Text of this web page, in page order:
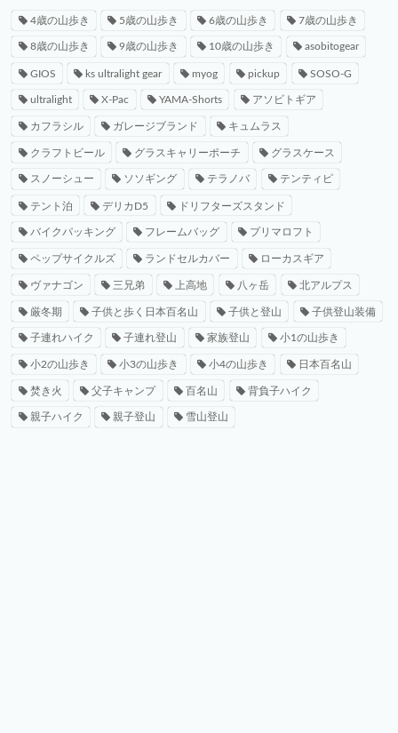
4歳の山歩き 5歳の山歩き 6歳の山歩き 7歳の山歩き
8歳の山歩き 9歳の山歩き 10歳の山歩き asobitogear
GIOS ks ultralight gear myog pickup SOSO-G
ultralight X-Pac YAMA-Shorts アソビトギア
カフラシル ガレージブランド キュムラス
クラフトビール グラスキャリーポーチ グラスケース
スノーシュー ソソギング テラノバ テンティピ
テント泊 デリカD5 ドリフターズスタンド
バイクパッキング フレームバッグ プリマロフト
ペップサイクルズ ランドセルカバー ローカスギア
ヴァナゴン 三兄弟 上高地 八ヶ岳 北アルプス
厳冬期 子供と歩く日本百名山 子供と登山 子供登山装備
子連れハイク 子連れ登山 家族登山 小1の山歩き
小2の山歩き 小3の山歩き 小4の山歩き 日本百名山
焚き火 父子キャンプ 百名山 背負子ハイク
親子ハイク 親子登山 雪山登山